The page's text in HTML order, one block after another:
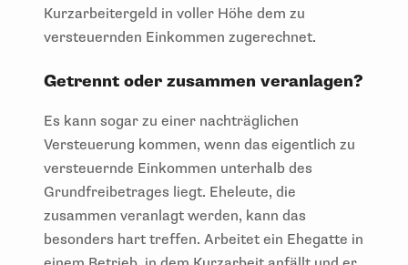
Kurzarbeitergeld in voller Höhe dem zu
versteuernden Einkommen zugerechnet.
Getrennt oder zusammen veranlagen?
Es kann sogar zu einer nachträglichen
Versteuerung kommen, wenn das eigentlich zu
versteuernde Einkommen unterhalb des
Grundfreibetrages liegt. Eheleute, die
zusammen veranlagt werden, kann das
besonders hart treffen. Arbeitet ein Ehegatte in